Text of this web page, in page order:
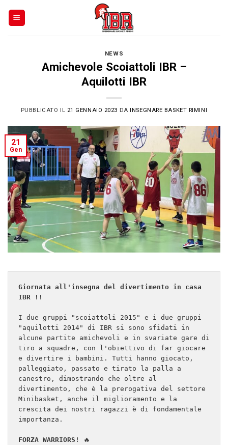
NEWS
Amichevole Scoiattoli IBR –
Aquilotti IBR
PUBBLICATO IL 21 GENNAIO 2023 DAINSEGNARE BASKET RIMINI
21
Gen
Giornata all'insegna del divertimento in casa
IBR !!
I due gruppi "scoiattoli 2015" e i due gruppi
"aquilotti 2014" di IBR si sono sfidati in
alcune partite amichevoli e in svariate gare di
tiro a squadre, con l'obiettivo di far giocare
e divertire i bambini. Tutti hanno giocato,
palleggiato, passato e tirato la palla a
canestro, dimostrando che oltre al
divertimento, che è la prerogativa del settore
Minibasket, anche il miglioramento e la
crescita dei nostri ragazzi è di fondamentale
importanza.
FORZA WARRIORS!
🔥